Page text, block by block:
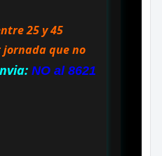
25 y 45
que no
NO al 8621